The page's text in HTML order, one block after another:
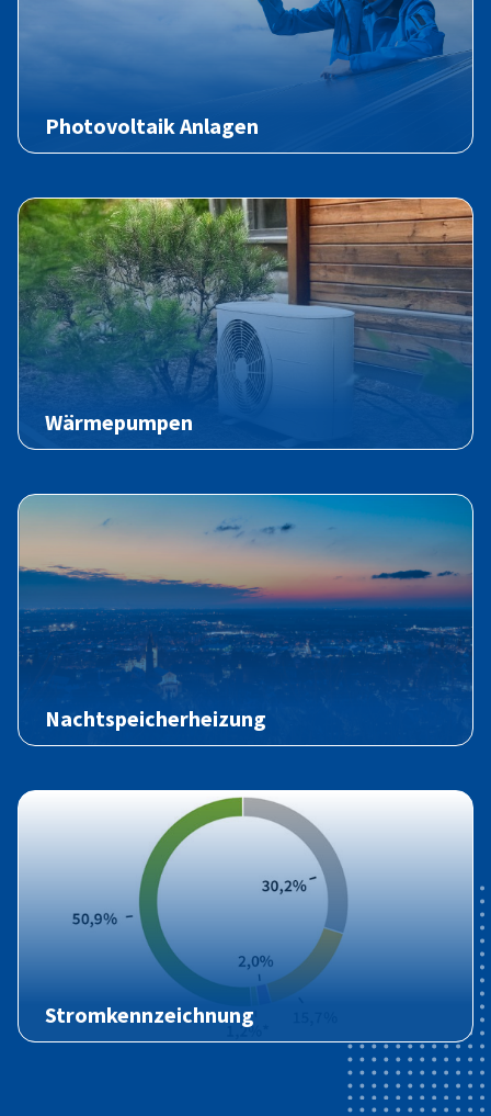
Photovoltaik Anlagen
Wärmepumpen
Nachtspeicherheizung
Stromkennzeichnung